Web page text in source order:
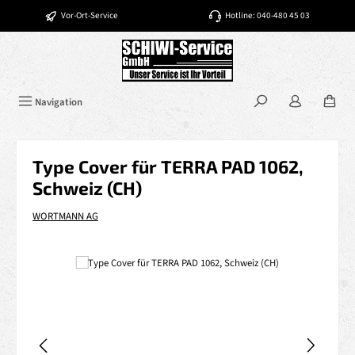
Zum Hauptinhalt springen
Vor-Ort-Service Hotline: 040-480 45 03
Navigation
Type Cover für TERRA PAD 1062,
Schweiz (CH)
WORTMANN AG
Bildergalerie überspringen